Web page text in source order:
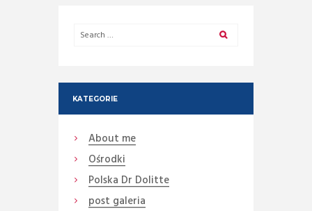
KATEGORIE
About me
Ośrodki
Polska Dr Dolitte
post galeria